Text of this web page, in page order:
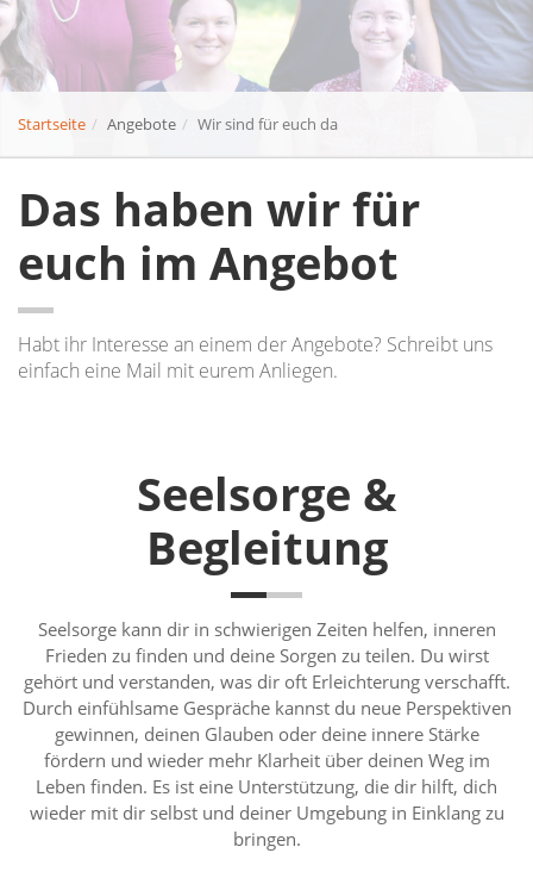
Startseite Angebote Wir sind für euch da
Das haben wir für
euch im Angebot
Habt ihr Interesse an einem der Angebote? Schreibt uns
einfach eine Mail mit eurem Anliegen.
Seelsorge &
Begleitung
Seelsorge kann dir in schwierigen Zeiten helfen, inneren
Frieden zu finden und deine Sorgen zu teilen. Du wirst
gehört und verstanden, was dir oft Erleichterung verschafft.
Durch einfühlsame Gespräche kannst du neue Perspektiven
gewinnen, deinen Glauben oder deine innere Stärke
fördern und wieder mehr Klarheit über deinen Weg im
Leben finden. Es ist eine Unterstützung, die dir hilft, dich
wieder mit dir selbst und deiner Umgebung in Einklang zu
bringen.